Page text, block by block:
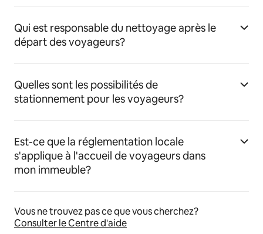
Qui est responsable du nettoyage après le
départ des voyageurs?
Quelles sont les possibilités de
stationnement pour les voyageurs?
Est-ce que la réglementation locale
s'applique à l'accueil de voyageurs dans
mon immeuble?
Vous ne trouvez pas ce que vous cherchez?
Consulter le Centre d'aide